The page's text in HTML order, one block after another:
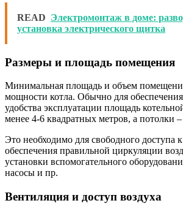
READ Электромонтаж в доме:
установка электрического щитка
Размеры и площадь помещения
Минимальная площадь и объем
мощности котла. Обычно для
удобства эксплуатации площадь
менее 4-6 квадратных метров, а потолки
Это необходимо для свободного доступа
обеспечения правильной циркуляции
установки вспомогательного
насосы и пр.
Вентиляция и доступ воздуха